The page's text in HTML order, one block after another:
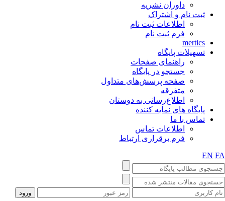
داوران نشریه
ثبت نام و اشتراک
اطلاعات ثبت نام
فرم ثبت نام
mertics
تسهیلات پایگاه
راهنمای صفحات
جستجو در پایگاه
صفحه پرسش‌های متداول
متفرقه
اطلاع‌رسانی به دوستان
پایگاه های نمایه کننده
تماس با ما
اطلاعات تماس
فرم برقراری ارتباط
EN